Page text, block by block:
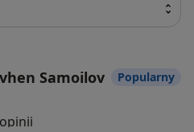
Samoilov Popularny